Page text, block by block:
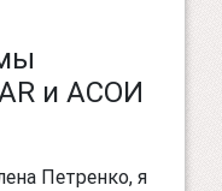
и АСОИ
Петренко, я